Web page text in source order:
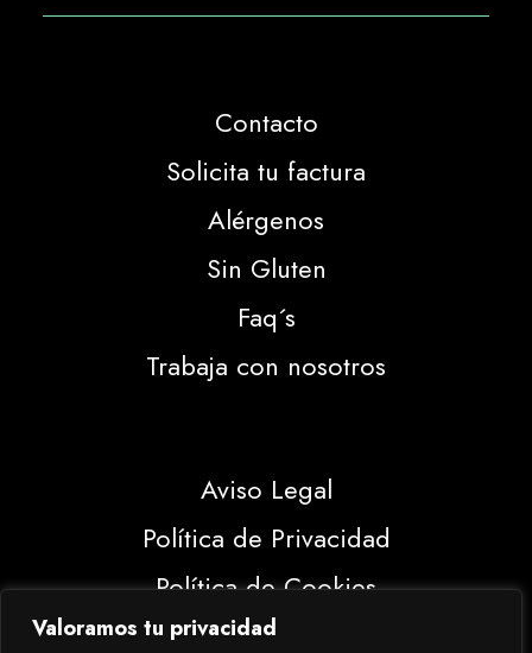
Valoramos tu privacidad
Contacto
Solicita tu factura
Alérgenos
Sin Gluten
Faq´s
Trabaja con nosotros
Aviso Legal
Política de Privacidad
Política de Cookies